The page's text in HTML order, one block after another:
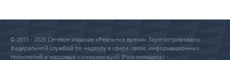
© 2015 - 2026 Сетевое издание «Реальное время» Зарегистрировано
Федеральной службой по надзору в сфере связи, информационных
технологий и массовых коммуникаций (Роскомнадзор) –